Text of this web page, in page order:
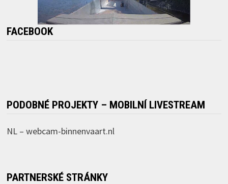
FACEBOOK
PODOBNÉ PROJEKTY – MOBILNÍ LIVESTREAM
NL – webcam-binnenvaart.nl
PARTNERSKÉ STRÁNKY